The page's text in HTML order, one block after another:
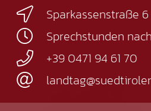
Sparkassenstraße
Sprechstunden
+39 0471 94 61 70